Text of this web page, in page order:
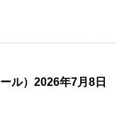
ル）2026年7月8日